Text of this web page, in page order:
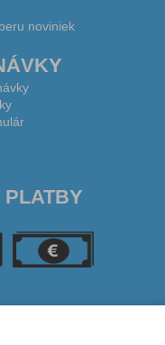
noviniek
PLATBY